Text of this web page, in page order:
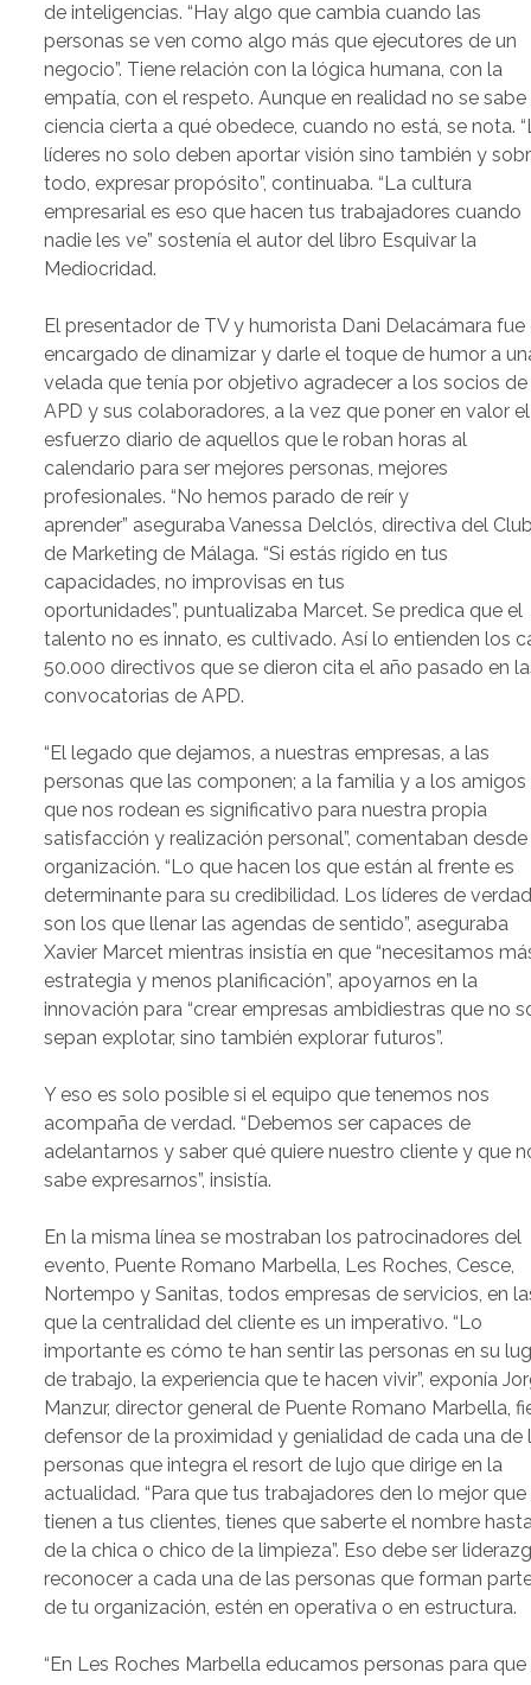
de inteligencias. “Hay algo que cambia cuando las
personas se ven como algo más que ejecutores de un
negocio”. Tiene relación con la lógica humana, con la
empatía, con el respeto. Aunque en realidad no se sabe
ciencia cierta a qué obedece, cuando no está, se nota.
líderes no solo deben aportar visión sino también y
todo, expresar propósito”, continuaba. “La cultura
empresarial es eso que hacen tus trabajadores cuando
nadie les ve” sostenía el autor del libro Esquivar la
Mediocridad.
El presentador de TV y humorista Dani Delacámara fue
encargado de dinamizar y darle el toque de humor a
velada que tenía por objetivo agradecer a los socios de
APD y sus colaboradores, a la vez que poner en valor el
esfuerzo diario de aquellos que le roban horas al
calendario para ser mejores personas, mejores
profesionales. “No hemos parado de reír y
aprender” aseguraba Vanessa Delclós, directiva del
de Marketing de Málaga. “Si estás rígido en tus
capacidades, no improvisas en tus
oportunidades”, puntualizaba Marcet. Se predica que el
talento no es innato, es cultivado. Así lo entienden los
50.000 directivos que se dieron cita el año pasado en
convocatorias de APD.
“El legado que dejamos, a nuestras empresas, a las
personas que las componen; a la familia y a los amigos
que nos rodean es significativo para nuestra propia
satisfacción y realización personal”, comentaban desde
organización. “Lo que hacen los que están al frente es
determinante para su credibilidad. Los líderes de
son los que llenar las agendas de sentido”, aseguraba
Xavier Marcet mientras insistía en que “necesitamos
estrategia y menos planificación”, apoyarnos en la
innovación para “crear empresas ambidiestras que no
sepan explotar, sino también explorar futuros”.
Y eso es solo posible si el equipo que tenemos nos
acompaña de verdad. “Debemos ser capaces de
adelantarnos y saber qué quiere nuestro cliente y que
sabe expresarnos”, insistía.
En la misma línea se mostraban los patrocinadores del
evento, Puente Romano Marbella, Les Roches, Cesce,
Nortempo y Sanitas, todos empresas de servicios, en
que la centralidad del cliente es un imperativo. “Lo
importante es cómo te han sentir las personas en su
de trabajo, la experiencia que te hacen vivir”, exponía
Manzur, director general de Puente Romano Marbella,
defensor de la proximidad y genialidad de cada una de
personas que integra el resort de lujo que dirige en la
actualidad. “Para que tus trabajadores den lo mejor que
tienen a tus clientes, tienes que saberte el nombre
de la chica o chico de la limpieza”. Eso debe ser
reconocer a cada una de las personas que forman
de tu organización, estén en operativa o en estructura.
“En Les Roches Marbella educamos personas para que